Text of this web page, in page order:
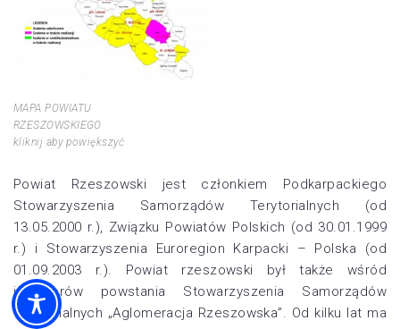
MAPA POWIATU
RZESZOWSKIEGO
kliknij aby powiększyć
Powiat Rzeszowski jest członkiem Podkarpackiego
Stowarzyszenia Samorządów Terytorialnych (od
13.05.2000 r.), Związku Powiatów Polskich (od 30.01.1999
r.) i Stowarzyszenia Euroregion Karpacki – Polska (od
01.09.2003 r.). Powiat rzeszowski był także wśród
inicjatorów powstania Stowarzyszenia Samorządów
Terytorialnych „Aglomeracja Rzeszowska”. Od kilku lat ma